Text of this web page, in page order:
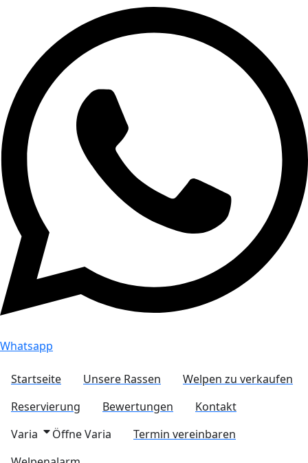
Whatsapp
Startseite Unsere Rassen
Welpen zu verkaufen
Reservierung
Bewertungen
Kontakt
Varia
Öffne Varia
Termin vereinbaren